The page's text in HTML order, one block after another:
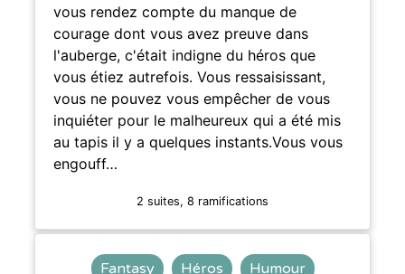
vous rendez compte du manque de
courage dont vous avez preuve dans
l'auberge, c'était indigne du héros que
vous étiez autrefois. Vous ressaisissant,
vous ne pouvez vous empêcher de vous
inquiéter pour le malheureux qui a été mis
au tapis il y a quelques instants.Vous vous
engouff…
2 suites, 8 ramifications
Fantasy Héros Humour